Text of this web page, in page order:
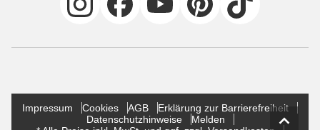
Impressum Cookies AGB
Erklärung zur Barrierefreiheit
Datenschutzhinweise
Melden